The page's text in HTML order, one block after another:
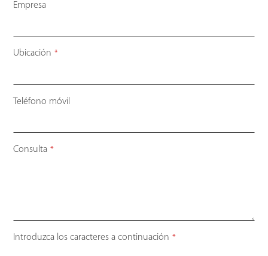
Empresa
Ubicación *
Teléfono móvil
Consulta *
Introduzca los caracteres a continuación *